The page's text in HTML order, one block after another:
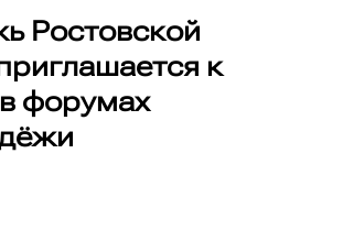
Ростовской
к
форумах